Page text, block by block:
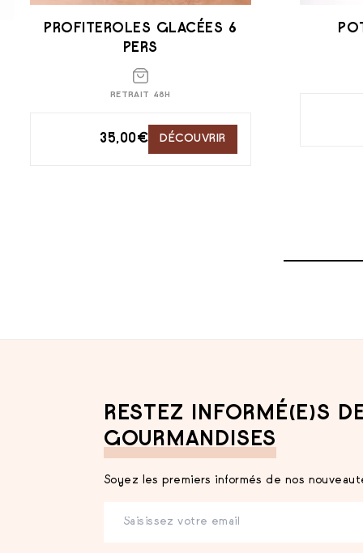
PROFITEROLES GLACÉES 6
PERS
RETRAIT 48H
35,00€ DÉCOUVRIR
RESTEZ INFORMÉ(E)S
GOURMANDISES
Soyez les premiers informés de nos